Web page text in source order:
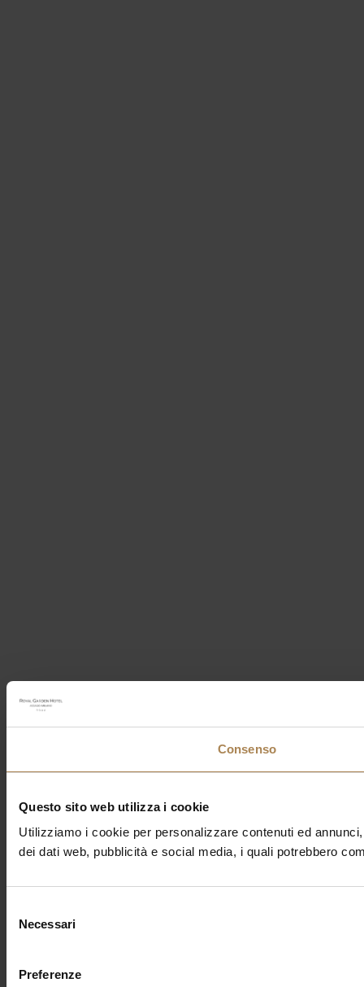
Consenso
Questo sito web utilizza i cookie
Utilizziamo i cookie per personalizzare contenuti ed
dei dati web, pubblicità e social media, i quali potrebbero
delNecessari
Preferenze